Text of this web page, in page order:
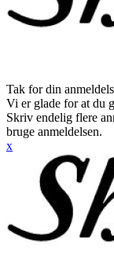
Tak for din
Vi er glade for at du
Skriv endelig flere
bruge anmeldelsen.
x